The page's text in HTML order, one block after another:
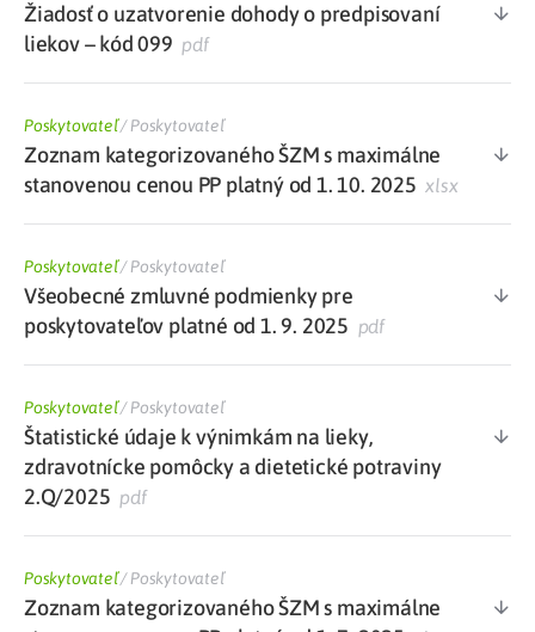
Žiadosť o uzatvorenie dohody o predpisovaní
liekov – kód 099 pdf
Poskytovateľ/Poskytovateľ
Zoznam kategorizovaného ŠZM s maximálne
stanovenou cenou PP platný od 1. 10. 2025 xlsx
Poskytovateľ/Poskytovateľ
Všeobecné zmluvné podmienky pre
poskytovateľov platné od 1. 9. 2025 pdf
Poskytovateľ/Poskytovateľ
Štatistické údaje k výnimkám na lieky,
zdravotnícke pomôcky a dietetické potraviny
2.Q/2025 pdf
Poskytovateľ/Poskytovateľ
Zoznam kategorizovaného ŠZM s maximálne